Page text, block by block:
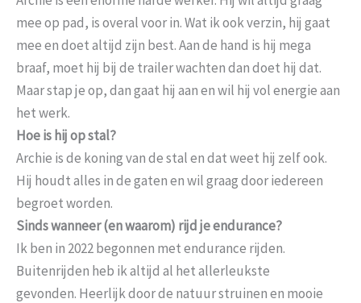
mee op pad, is overal voor in. Wat ik ook verzin, hij gaat
mee en doet altijd zijn best. Aan de hand is hij mega
braaf, moet hij bij de trailer wachten dan doet hij dat.
Maar stap je op, dan gaat hij aan en wil hij vol energie aan
het werk.
Hoe is hij op stal?
Archie is de koning van de stal en dat weet hij zelf ook.
Hij houdt alles in de gaten en wil graag door iedereen
begroet worden.
Sinds wanneer (en waarom) rijd je endurance?
Ik ben in 2022 begonnen met endurance rijden.
Buitenrijden heb ik altijd al het allerleukste
gevonden. Heerlijk door de natuur struinen en mooie